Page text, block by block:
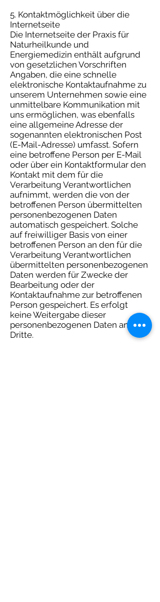
5. Kontaktmöglichkeit über die
Internetseite
Die Internetseite der Praxis für
Naturheilkunde und
Energiemedizin enthält aufgrund
von gesetzlichen Vorschriften
Angaben, die eine schnelle
elektronische Kontaktaufnahme zu
unserem Unternehmen sowie eine
unmittelbare Kommunikation mit
uns ermöglichen, was ebenfalls
eine allgemeine Adresse der
sogenannten elektronischen Post
(E-Mail-Adresse) umfasst. Sofern
eine betroffene Person per E-Mail
oder über ein Kontaktformular den
Kontakt mit dem für die
Verarbeitung Verantwortlichen
aufnimmt, werden die von der
betroffenen Person übermittelten
personenbezogenen Daten
automatisch gespeichert. Solche
auf freiwilliger Basis von einer
betroffenen Person an den für die
Verarbeitung Verantwortlichen
übermittelten personenbezogenen
Daten werden für Zwecke der
Bearbeitung oder der
Kontaktaufnahme zur betroffenen
Person gespeichert. Es erfolgt
keine Weitergabe dieser
personenbezogenen Daten an
Dritte.